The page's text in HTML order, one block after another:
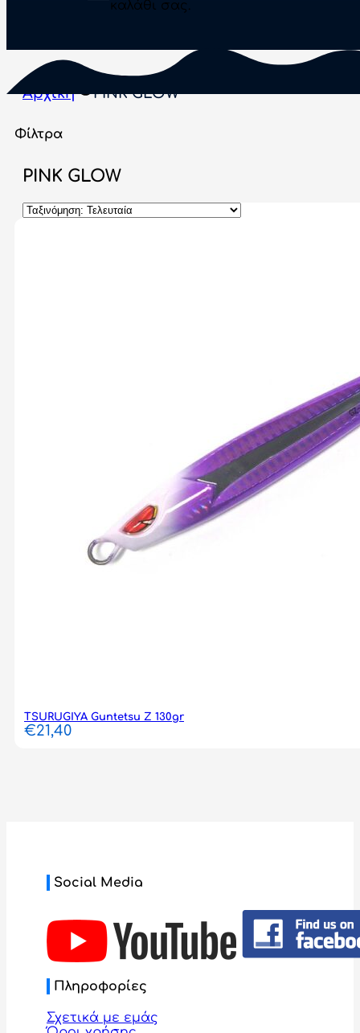
καλάθι σας.
Αρχική PINK GLOW
Φίλτρα
PINK GLOW
TSURUGIYA Guntetsu Z 130gr
€21,40
Social Media
Πληροφορίες
Σχετικά με εμάς